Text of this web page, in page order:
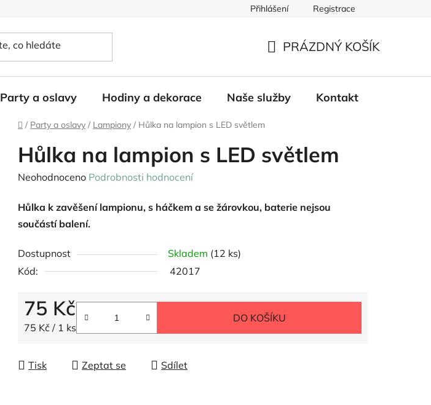
Přihlášení Registrace
KOŠÍK
PRÁZDNÝ KOŠÍK
Party a oslavy Hodiny a dekorace Naše služby Kontakt
Domů
/ Party a oslavy / Lampiony / Hůlka na lampion s LED světlem
Hůlka na lampion s LED světlem
Průměrné
produktu
je
z
5
Neohodnoceno Podrobnosti hodnocení
Hůlka k zavěšení lampionu, s háčkem a se žárovkou, baterie nejsou
součástí balení.
Dostupnost Skladem (12 ks)
Kód:
42017
75 Kč
Měrná cena:
75 Kč / 1 ks
DO KOŠÍKU
Tisk Zeptat se Sdílet